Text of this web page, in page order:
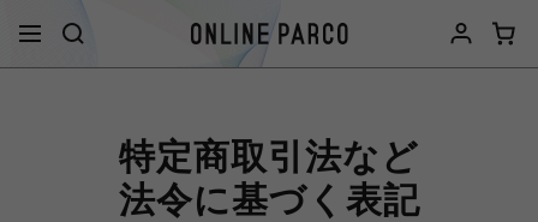
特定商取引法など
法令に基づく表記